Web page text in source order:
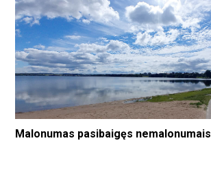
Malonumas pasibaigęs nemalonumais